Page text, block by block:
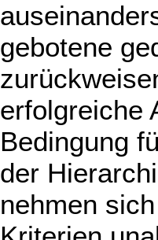
gebotene
erfolgreiche
Bedingung
der
nehmen